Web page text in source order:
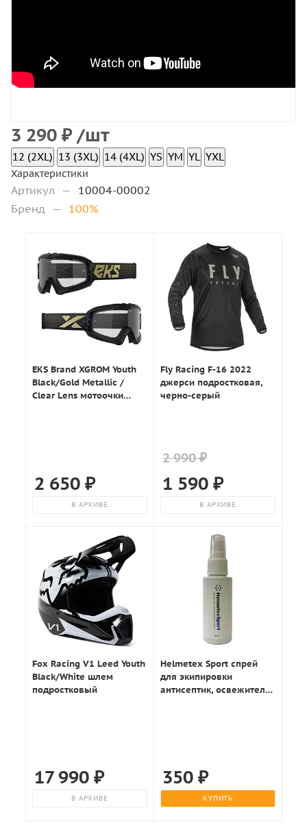
3 290 ₽ /шт
12 (2XL) 13 (3XL) 14 (4XL) YS YM YL YXL
Характеристики
Артикул — 10004-00002
Бренд — 100%
EKS Brand XGROM Youth
Black/Gold Metallic /
Clear Lens мотоочки
2 650₽
В АРХИВЕ
Fly Racing F-16 2022
джерси подростковая,
черно-серый
2 990 ₽
1 590 ₽
В АРХИВЕ
Fox Racing V1 Leed Youth
Black/White шлем
подростковый
17 990₽
В АРХИВЕ
Helmetex Sport спрей
для экипировки
антисептик, освежитель
350 ₽
КУПИТЬ